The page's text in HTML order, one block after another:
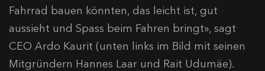
Fahrrad bauen könnten, das leicht ist, gut
aussieht und Spass beim Fahren bringt», sagt
CEO Ardo Kaurit (unten links im Bild mit seinen
Mitgründern Hannes Laar und Rait Udumäe).